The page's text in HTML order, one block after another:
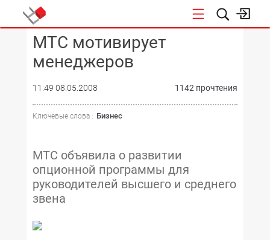
КОНФЕРЕНЦИИ
МТС мотивирует
менеджеров
11:49 08.05.2008 1142 прочтения
Ключевые слова : Бизнес
МТС объявила о развитии
опционной программы для
руководителей высшего и среднего
звена